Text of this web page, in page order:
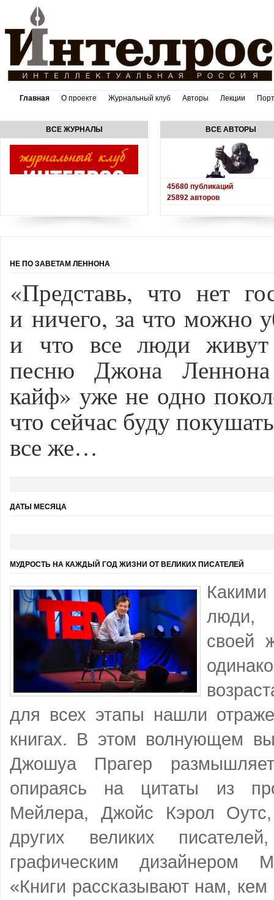
Главная О проекте Журнальный клуб Авторы Лекции
ВСЕ ЖУРНАЛЫ ВСЕ АВТОРЫ
45680 публикаций
25892 авторов
НЕ ПО ЗАВЕТАМ ЛЕННОНА
«Представь, что нет
и ничего, за что можно
и что все люди
песню Джона
кайф» уже не одно
что сейчас буду
все же…
ДАТЫ МЕСЯЦА
МУДРОСТЬ НА КАЖДЫЙ ГОД ЖИЗНИ ОТ ВЕЛИКИХ ПИСАТЕЛЕЙ
люди,
своей
для всех этапы нашли
книгах. В этом волнующем
Джошуа Прагер
опираясь на цитаты из
Мейлера, Джойс Кэрол
других великих
графическим дизайнером
«Книги рассказывают нам,